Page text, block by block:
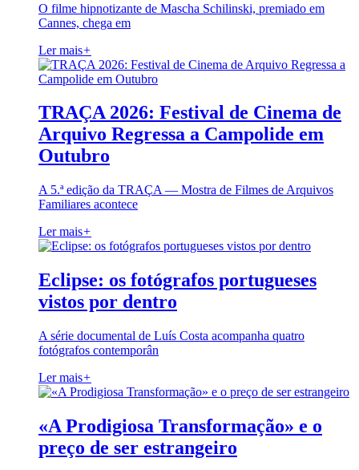
O filme hipnotizante de Mascha Schilinski, premiado em
Cannes, chega em
Ler mais+
TRAÇA 2026: Festival de Cinema de
Arquivo Regressa a Campolide em
Outubro
A 5.ª edição da TRAÇA — Mostra de Filmes de Arquivos
Familiares acontece
Ler mais+
Eclipse: os fotógrafos portugueses
vistos por dentro
A série documental de Luís Costa acompanha quatro
fotógrafos contemporân
Ler mais+
«A Prodigiosa Transformação» e o
preço de ser estrangeiro